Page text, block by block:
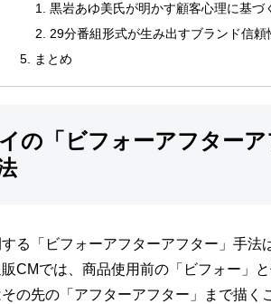
黒岩あゆ美氏が明かす顧客心理に基づ
29分番組形式が生み出すブランド信頼
まとめ
の「ビフォーアフター
る「ビフォーアフターアフター」手
CMでは、商品使用前の「ビフォー」
の先の「アフターアフター」まで描